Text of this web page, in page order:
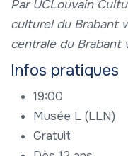
Par UCLouvain
culturel du Brabant
centrale du Brabant
Infos pratiques
19:00
Musée L (LLN)
Gratuit